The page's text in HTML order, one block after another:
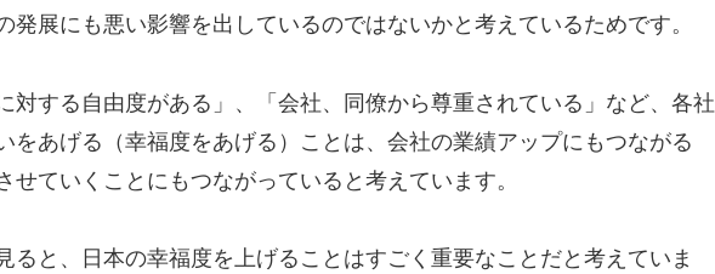
発展にも悪い影響を出しているのではないかと考えているためです。
対する自由度がある」、「会社、同僚から尊重されている」など、各社
をあげる（幸福度をあげる）ことは、会社の業績アップにもつながる
せていくことにもつながっていると考えています。
ると、日本の幸福度を上げることはすごく重要なことだと考えていま